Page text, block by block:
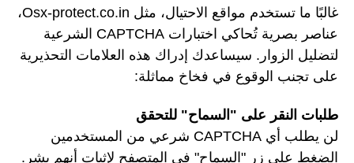
غالبًا ما تستخدم مواقع الاحتيال، مثل Osx-protect.co.in،
عناصر بصرية تُحاكي اختبارات CAPTCHA الشرعية
لتضليل الزوار. سيساعدك إدراك هذه العلامات التحذيرية
على تجنب الوقوع في فخاخ مماثلة:
طلبات النقر على "السماح" للتحقق
لن يطلب أي CAPTCHA شرعي من المستخدمين
الضغط على زر "السماح" في المتصفح لإثبات أنهم بشر.